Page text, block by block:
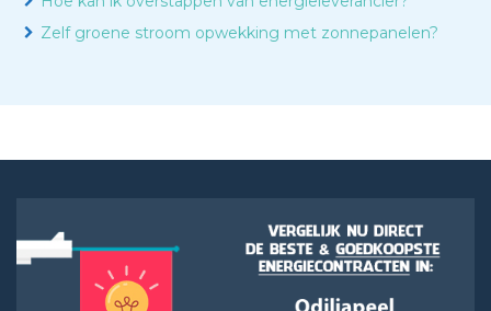
Zelf groene stroom opwekking met zonnepanelen?